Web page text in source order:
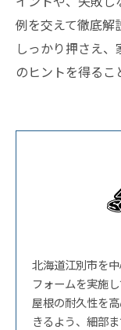
例を交えて徹底解
しっかり押さえ
のヒントを得るこ
北海道江別市を
フォームを実施
屋根の耐久性を
きるよう、細部